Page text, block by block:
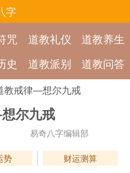
字
咒 道教礼仪
道教养生
史 道教派别 道教问答
教戒律—想尔九戒
尔九戒
易奇八字编辑部
势 财运测算